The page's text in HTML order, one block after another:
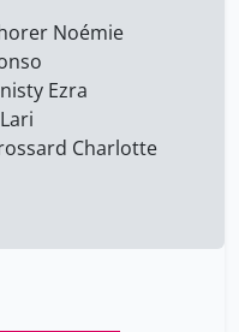
Noémie
Ezra
Charlotte